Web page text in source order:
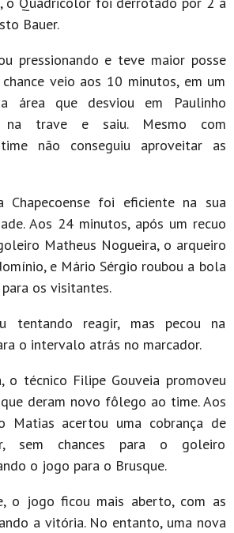
Bauer.
pressionando e teve maior posse
veio aos 10 minutos, em um
área que desviou em Paulinho
na trave e saiu. Mesmo com
não conseguiu aproveitar as
foi eficiente na sua
Aos 24 minutos, após um recuo
Matheus Nogueira, o arqueiro
e Mário Sérgio roubou a bola
os visitantes.
tentando reagir, mas pecou na
o intervalo atrás no marcador.
o técnico Filipe Gouveia promoveu
deram novo fôlego ao time. Aos
Matias acertou uma cobrança de
sem chances para o goleiro
o jogo para o Brusque.
o jogo ficou mais aberto, com as
a vitória. No entanto, uma nova